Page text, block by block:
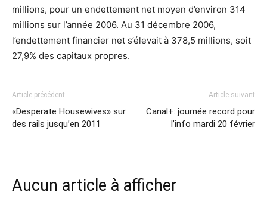
millions, pour un endettement net moyen d’environ 314
millions sur l’année 2006. Au 31 décembre 2006,
l’endettement financier net s’élevait à 378,5 millions, soit
27,9% des capitaux propres.
Article précédent
«Desperate Housewives» sur
des rails jusqu’en 2011
Article suivant
Canal+: journée record pour
l’info mardi 20 février
Aucun article à afficher